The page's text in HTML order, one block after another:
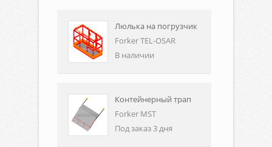
Люлька на погрузчик
Forker TEL-OSAR
В наличии
Контейнерный трап
Forker MST
Под заказ 3 дня